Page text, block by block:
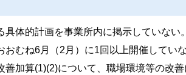
具体的計画を事業所内に掲示していない。
おむね6月（2月）に1回以上開催していな
善加算(1)(2)について、職場環境等の改